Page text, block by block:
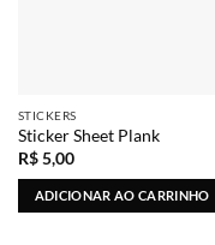
STICKERS
Sticker Sheet Plank
R$5,00
ADICIONAR AO CARRINHO